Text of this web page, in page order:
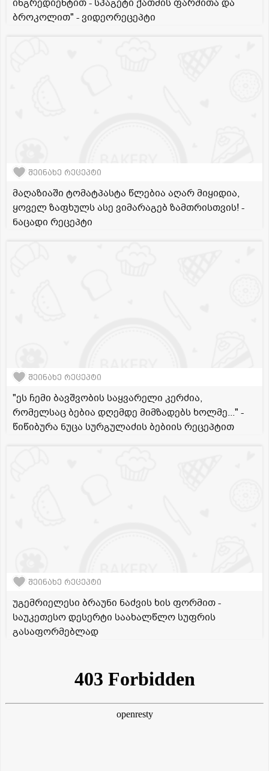
ინგრედიენტით - სპაგეტი ქათმის ფარშითა და
ბროკოლით" - ვიდეორეცეპტი
შეინახე რეცეპტი
მაღაზიაში ტომატპასტა წლებია აღარ მიყიდია,
ყოველ ზაფხულს ასე ვიმარაგებ ზამთრისთვის! -
ნაცადი რეცეპტი
შეინახე რეცეპტი
"ეს ჩემი ბავშვობის საყვარელი კერძია,
რომელსაც ბებია დღემდე მიმზადებს ხოლმე..." -
წიწიბურა ნუცა სურგულაძის ბებიის რეცეპტით
შეინახე რეცეპტი
უგემრიელესი ბრაუნი ნაძვის ხის ფორმით -
საუკეთესო დესერტი საახალწლო სუფრის
გასაფორმებლად